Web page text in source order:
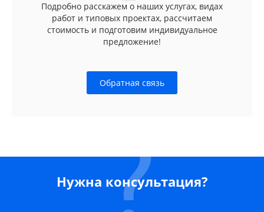
Подробно расскажем о наших услугах, видах
работ и типовых проектах, рассчитаем
стоимость и подготовим индивидуальное
предложение!
Обратная связь
Нужна консультация?